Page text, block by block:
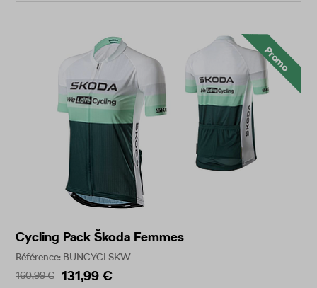
Promo
Cycling Pack Škoda Femmes
Référence: BUNCYCLSKW
160,99 €
131,99 €